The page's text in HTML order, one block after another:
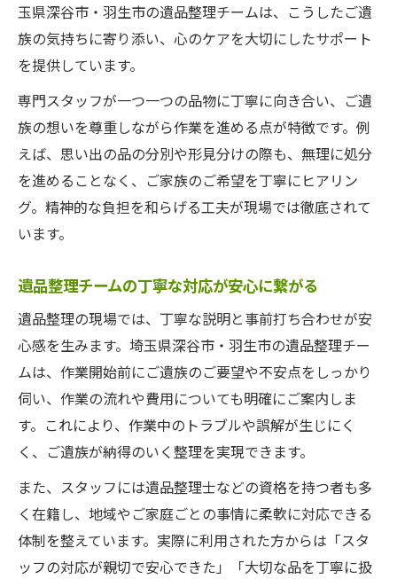
プロの遺品整理で信頼できる対応を実現
遺品整理の専門スタッフが心を込めて作業
遺品整理士による丁寧なアフターフォロー
ご遺族と共に進める遺品整理の流れ
費用を抑えた丁寧な遺品整理を実現する方法
遺品整理の費用を抑えるコツとポイント
遺品整理で追加費用を避けるための工夫
遺品整理チームによる経済的な提案事例
形見分けや供養も柔軟対応の遺品整理術
遺品整理で形見分けを丁寧にサポート
供養や手続きも任せられる遺品整理の魅力
遺品整理チームによる柔軟なサービス対応
ご遺族の思いに応える遺品整理の工夫
新たな一歩へ導く専門チームの整理サポート
遺品整理専門チームが新生活を全力サポー
ト
玉県深谷市・羽生市の遺品整理チームは、こうしたご遺
族の気持ちに寄り添い、心のケアを大切にしたサポート
を提供しています。
専門スタッフが一つ一つの品物に丁寧に向き合い、ご遺
族の想いを尊重しながら作業を進める点が特徴です。例
えば、思い出の品の分別や形見分けの際も、無理に処分
を進めることなく、ご家族のご希望を丁寧にヒアリン
グ。精神的な負担を和らげる工夫が現場では徹底されて
います。
遺品整理チームの丁寧な対応が安心に繋がる
遺品整理の現場では、丁寧な説明と事前打ち合わせが安
心感を生みます。埼玉県深谷市・羽生市の遺品整理チー
ムは、作業開始前にご遺族のご要望や不安点をしっかり
伺い、作業の流れや費用についても明確にご案内しま
す。これにより、作業中のトラブルや誤解が生じにく
く、ご遺族が納得のいく整理を実現できます。
また、スタッフには遺品整理士などの資格を持つ者も多
く在籍し、地域やご家庭ごとの事情に柔軟に対応できる
体制を整えています。実際に利用された方からは「スタ
ッフの対応が親切で安心できた」「大切な品を丁寧に扱